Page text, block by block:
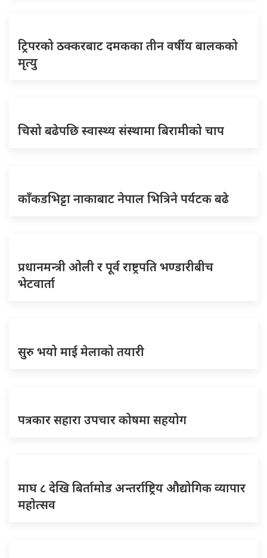
ट्रिपरको ठक्करबाट दमकका तीन वर्षीय बालकको
मृत्यु
चिसो बढेपछि स्वास्थ्य संस्थामा बिरामीको चाप
काँकडभिट्टा नाकाबाट नेपाल भित्रिने पर्यटक बढे
प्रधानमन्त्री ओली र पूर्व राष्ट्रपति भण्डारीबीच
भेटवार्ता
सुरु भयो माई मेलाको तयारी
पत्रकार सहारा उपचार कोषमा सहयोग
माघ ८ देखि बिर्तामोड अन्तर्राष्ट्रिय औद्योगिक व्यापार
महाेत्सव